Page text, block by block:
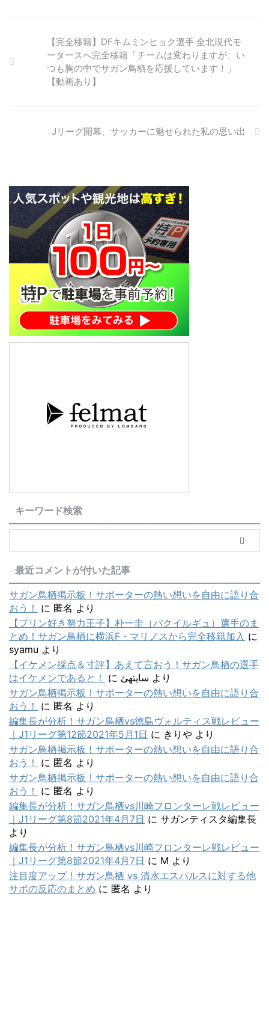
に戦い支え続けてくれたご褒美、
クエンカ選手の初ゴールTwitter
での反応 今シーズン、公式戦初
勝利！！やったー！途中交代から
のクエンカさすが！！#サガン鳥
栖— tatsuya (@tatsuya_L_i_S_A)
(@aptx_4869____) 2019年3月17
るフィッカデンティ監督がDAZN
ハットトリックチャレンジに挑
む！ 選手たちの前で成功なる
か！
【完全移籍】DFキムミンヒョク選手 全北現代モ
ータースへ完全移籍「チームは変わりますが、い
つも胸の中でサガン鳥栖を応援しています！」
【動画あり】
Jリーグ開幕、サッカーに魅せられた私の思い出
キーワード検索
最近コメントが付いた記事
サガン鳥栖掲示板！サポーターの熱い想いを自由に語り合
おう！
に 匿名 より
【プリン好き努力王子】朴一圭（パクイルギュ）選手のま
とめ！サガン鳥栖に横浜F・マリノスから完全移籍加入 に
syamu より
【イケメン採点＆寸評】あえて言おう！サガン鳥栖の選手
はイケメンであると！
に سایتهئ より
サガン鳥栖掲示板！サポーターの熱い想いを自由に語り合
おう！
に 匿名 より
編集長が分析！サガン鳥栖vs徳島ヴォルティス戦レビュー
｜J1リーグ第12節2021年5月1日 に きりや より
サガン鳥栖掲示板！サポーターの熱い想いを自由に語り合
おう！
に 匿名 より
サガン鳥栖掲示板！サポーターの熱い想いを自由に語り合
おう！
に 匿名 より
編集長が分析！サガン鳥栖vs川崎フロンターレ戦レビュー
｜J1リーグ第8節2021年4月7日 に サガンティスタ編集長
より
編集長が分析！サガン鳥栖vs川崎フロンターレ戦レビュー
｜J1リーグ第8節2021年4月7日 に M より
注目度アップ！サガン鳥栖 vs 清水エスパルスに対する他
サポの反応のまとめ に 匿名 より